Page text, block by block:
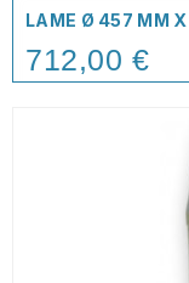
LAME Ø 457 MM X
Price
712,00 €